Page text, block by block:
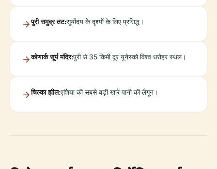
पुरी समुद्र तट:सूर्योदय के दृश्यों के लिए प्रसिद्ध।
कोणार्क सूर्य मंदिर:पुरी से 35 किमी दूर यूनेस्को विश्व धरोहर स्थल।
चिल्का झील:एशिया की सबसे बड़ी खारे पानी की लैगून।